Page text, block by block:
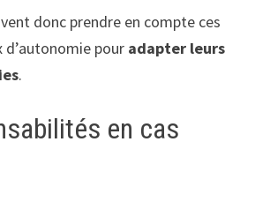
donc prendre en compte ces
d’autonomie pour adapter leurs
.
en cas